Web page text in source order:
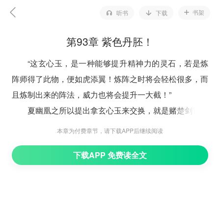
听书 下载 书架
第93章 紫色丹胚！
“这玄心玉，是一种能够提升精神力的灵石，若是炼
阵师得了此物，便如虎添翼！炼阵之时将会轻松很多，而
且炼制出来的阵法，威力也将会提升一大截！”
夏幽凰之所以提出拿玄心玉来交换，就是赌楚剑霄不
之中得来的。
本章为付费章节，请下载APP后继续阅读
下载APP 免费读全文